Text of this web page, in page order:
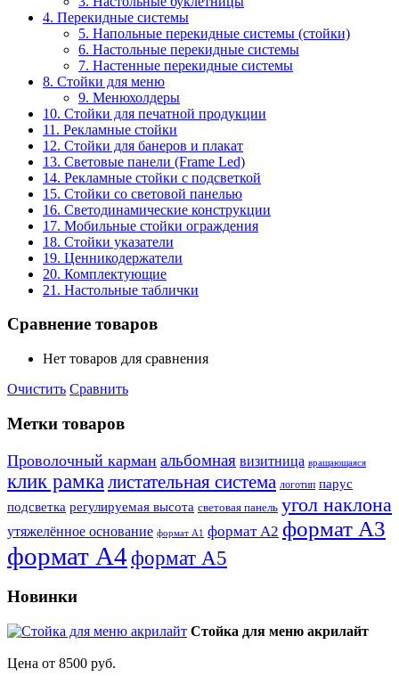
4. Перекидные системы
5. Напольные перекидные системы (стойки)
6. Настольные перекидные системы
7. Настенные перекидные системы
8. Стойки для меню
9. Менюхолдеры
10. Стойки для печатной продукции
11. Рекламные стойки
12. Стойки для банеров и плакат
13. Световые панели (Frame Led)
14. Рекламные стойки с подсветкой
15. Стойки со световой панелью
16. Светодинамические конструкции
17. Мобильные стойки ограждения
18. Стойки указатели
19. Ценникодержатели
20. Комплектующие
21. Настольные таблички
Сравнение товаров
Нет товаров для сравнения
Очистить Сравнить
Метки товаров
Проволочный карман альбомная визитница вращающаяся
клик рамка листательная система логотип парус
подсветка регулируемая высота световая панель угол наклона
утяжелённое основание формат А1 формат А2 формат А3
формат А4 формат А5
Новинки
Стойка для меню акрилайт
Цена от 8500 руб.